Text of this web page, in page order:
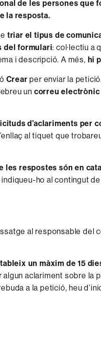
de les persones que
la resposta.
triar el tipus de
del formulari: col·lectiu a
i descripció. A més, hi
Crear per enviar la
un correu electrònic
d’aclariments per
al tiquet que
les respostes són en
ho al contingut
al responsable del
un màxim de 15
algun aclariment sobre la
a la petició, heu